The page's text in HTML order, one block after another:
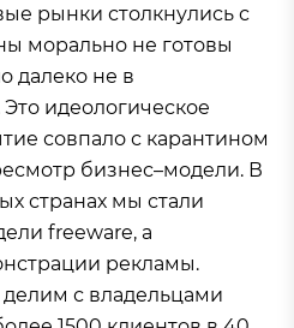
рынки столкнулись с
морально не готовы
далеко не в
идеологическое
совпало с карантином
бизнес–модели. В
странах мы стали
freeware, а
рекламы.
с владельцами